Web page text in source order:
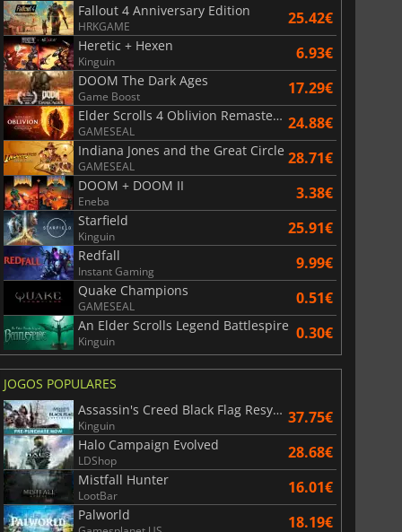
36.40€
Gate 3
41.06
Fallout 4 Anniversary Edition
HRKGAME 25.42€
Heretic + Hexen
Kinguin 6.93€
DOOM The Dark Ages
Game Boost 17.29€
Elder Scrolls 4 Oblivion Remastered
GAMESEAL 24.88€
Indiana Jones and the Great Circle
GAMESEAL 28.71€
DOOM + DOOM II
Eneba 3.38€
Starfield
Kinguin 25.91€
Redfall
Instant Gaming 9.99€
Quake Champions
GAMESEAL 0.51€
An Elder Scrolls Legend Battlespire
Kinguin 0.30€
JOGOS POPULARES
Assassin's Creed Black Flag Resynced
Kinguin 37.75€
Halo Campaign Evolved
LDShop 28.68€
Mistfall Hunter
LootBar 16.01€
Palworld 18.19€